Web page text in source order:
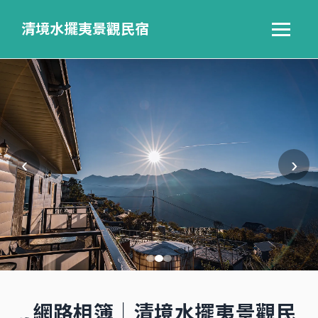
清境水擺夷景觀民宿
‹ ›
網路相簿｜清境水擺夷景觀民